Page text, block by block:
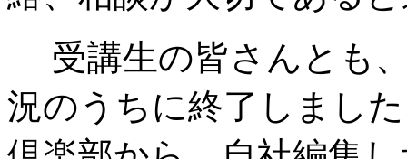
受講生の皆さんとも
況のうちに終了しまし